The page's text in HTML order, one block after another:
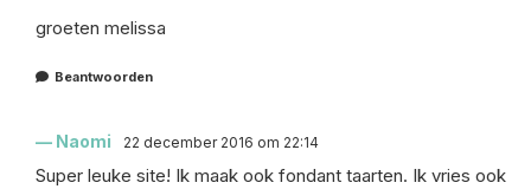
groeten melissa
Beantwoorden
Naomi 22 december 2016 om 22:14
Super leuke site! Ik maak ook fondant taarten. Ik vries ook